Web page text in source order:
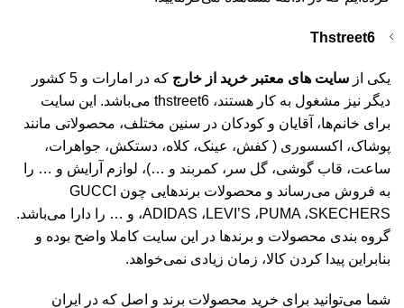
Thstreet6
یکی از سایت های معتبر خرید از خارج
که در امارات و 5 کشور
دیگر نیز مشغول به کار هستند، thstreet6 می‌باشد. این سایت
برای خانم‌ها، آقایان و کودکان در سنین مختلف، محصولاتی مانند
پوشاک، اکسسوری ( کفش، عینک، کلاه، دستکش، جواهرات،
ساعت، قاب گوشی، گل سر، کمربند و …)، لوازم آرایش و … را
به فروش می‌رساند و محصولات برندهایی چون GUCCI
،ADIDAS ،LEVI’S ،PUMA ،SKECHERS و … را دارا می‌باشد.
گروه بندی محصولات و برندها در این سایت کاملا واضح بوده و
بنابراین پیدا کردن کالا، زمان زیادی نمی‌خواهد.
شما می‌توانید برای خرید محصولات برند و اصل که در ایران